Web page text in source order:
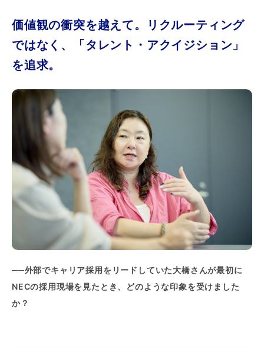
価値観の衝突を越えて。リクルーティング
ではなく、「タレント・アクイジション」
を追求。
──外部でキャリア採用をリードしていた大橋さんが最初に
NECの採用現場を見たとき、どのような印象を受けました
か？